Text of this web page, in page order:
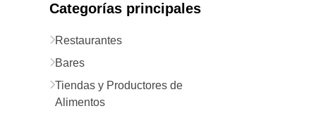
Categorías principales
Restaurantes
Bares
Tiendas y Productores de
Alimentos